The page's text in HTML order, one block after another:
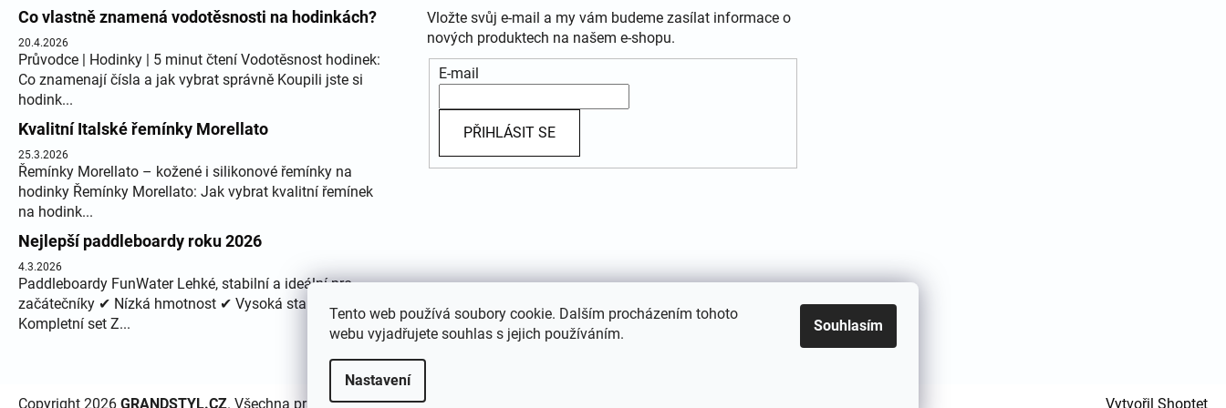
Tento web používá soubory cookie. Dalším procházením tohoto
webu vyjadřujete souhlas s jejich používáním.
Nastavení
Souhlasím
Co vlastně znamená vodotěsnosti na hodinkách?
20.4.2026
Průvodce | Hodinky | 5 minut čtení Vodotěsnost hodinek:
Co znamenají čísla a jak vybrat správně Koupili jste si
hodink...
Kvalitní Italské řemínky Morellato
25.3.2026
Řemínky Morellato – kožené i silikonové řemínky na
hodinky Řemínky Morellato: Jak vybrat kvalitní řemínek
na hodink...
Nejlepší paddleboardy roku 2026
4.3.2026
Paddleboardy FunWater Lehké, stabilní a ideální pro
začátečníky ✔ Nízká hmotnost ✔ Vysoká stabilita ✔
Kompletní set Z...
Vložte svůj e-mail a my vám budeme zasílat informace o
nových produktech na našem e-shopu.
E-mail
PŘIHLÁSIT SE
Vytvořil Shoptet
Copyright 2026 GRANDSTYL.CZ. Všechna práva vyhrazena.